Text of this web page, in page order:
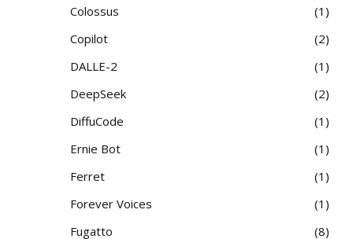
Colossus
1
Copilot
2
DALLE-2
1
DeepSeek
2
DiffuCode
1
Ernie Bot
1
Ferret
1
Forever Voices
1
Fugatto
8